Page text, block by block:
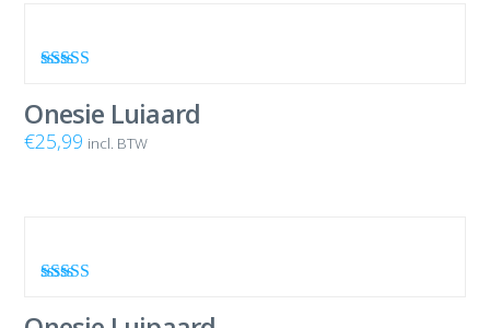
uit 5
Onesie Luiaard
€25,99 incl. BTW
uit 5